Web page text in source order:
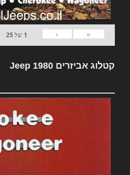
«
‹
1 של25
קטלוג אביזרים Jeep 1980